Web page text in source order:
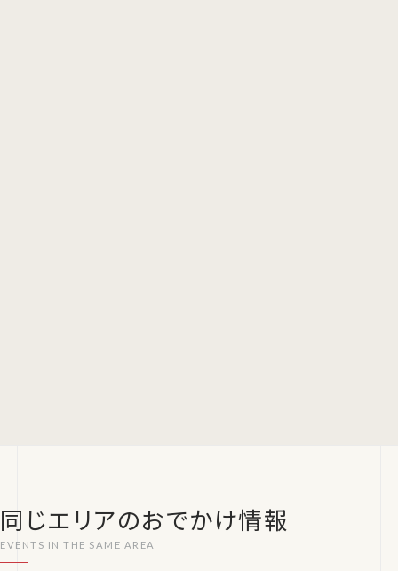
同じエリアのおでかけ情報